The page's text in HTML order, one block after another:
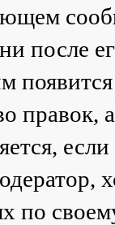
после
правок,
по